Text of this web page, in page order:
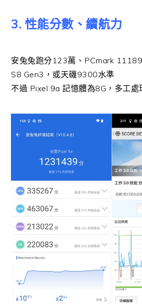
3. 性能分數、續航力
安兔兔跑分123萬、PCmark
S8 Gen3，或天磯9300水準
不過 Pixel 9a 記憶體為8G，多工處